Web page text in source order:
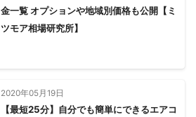
金一覧 オプションや地域別価格も公開【ミ
ツモア相場研究所】
2020年05月19日
【最短25分】自分でも簡単にできるエアコ